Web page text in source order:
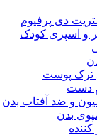
دی پرفیوم
و اسپری کودک
ترک پوست
دست
و ضد آفتاب بدن
بدن
کننده